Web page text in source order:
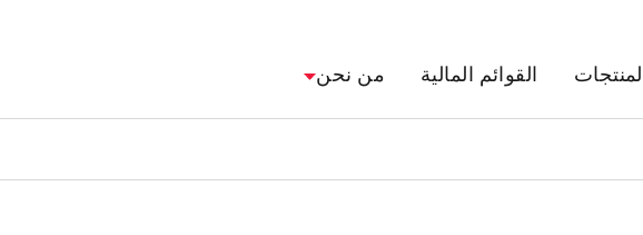
القوائم المالية من نحن